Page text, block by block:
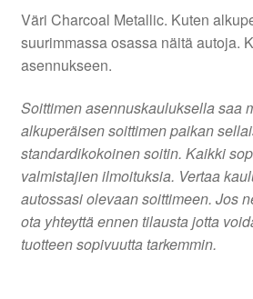
Väri Charcoal Metallic. Kuten
suurimmassa osassa näitä autoja.
asennukseen.
Soittimen asennuskauluksella saa
alkuperäisen soittimen paikan
standardikokoinen soitin. Kaikki
valmistajien ilmoituksia. Vertaa
autossasi olevaan soittimeen. Jos
ota yhteyttä ennen tilausta jotta
tuotteen sopivuutta tarkemmin.